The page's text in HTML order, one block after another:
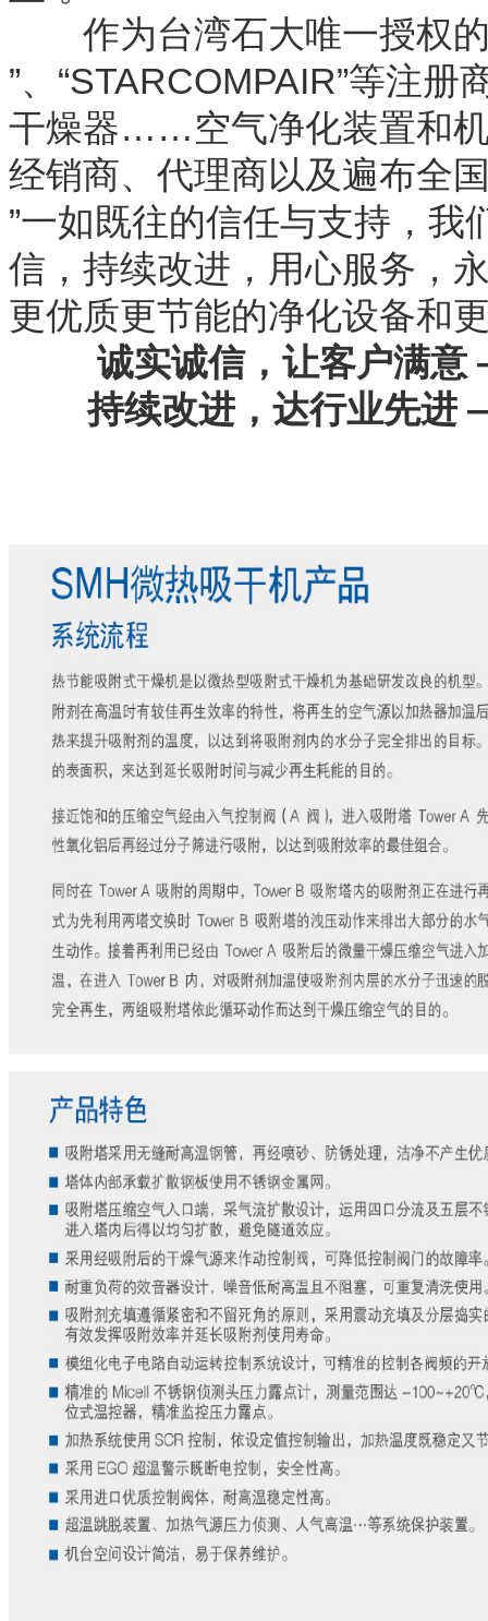
作为台湾石大唯一授权的
”、“STARCOMPAIR”等注
干燥器……空气净化装置和
经销商、代理商以及遍布全
”一如既往的信任与支持，我
信，持续改进，用心服务，
更优质更节能的净化设备和
诚实诚信，让客户满
持续改进，达行业先进